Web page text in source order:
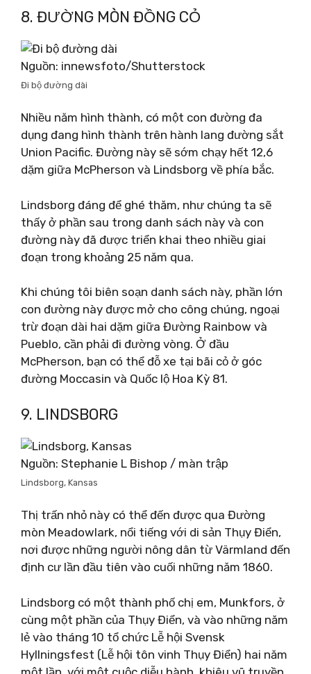
8. ĐƯỜNG MÒN ĐỒNG CỎ
Nguồn: innewsfoto/Shutterstock
Đi bộ đường dài
Nhiều năm hình thành, có một con đường đa
dụng đang hình thành trên hành lang đường sắt
Union Pacific. Đường này sẽ sớm chạy hết 12,6
dặm giữa McPherson và Lindsborg về phía bắc.
Lindsborg đáng để ghé thăm, như chúng ta sẽ
thấy ở phần sau trong danh sách này và con
đường này đã được triển khai theo nhiều giai
đoạn trong khoảng 25 năm qua.
Khi chúng tôi biên soạn danh sách này, phần lớn
con đường này được mở cho công chúng, ngoại
trừ đoạn dài hai dặm giữa Đường Rainbow và
Pueblo, cần phải đi đường vòng. Ở đầu
McPherson, bạn có thể đỗ xe tại bãi cỏ ở góc
đường Moccasin và Quốc lộ Hoa Kỳ 81.
9. LINDSBORG
Nguồn: Stephanie L Bishop / màn trập
Lindsborg, Kansas
Thị trấn nhỏ này có thể đến được qua Đường
mòn Meadowlark, nổi tiếng với di sản Thụy Điển,
nơi được những người nông dân từ Värmland đến
định cư lần đầu tiên vào cuối những năm 1860.
Lindsborg có một thành phố chị em, Munkfors, ở
cùng một phần của Thụy Điển, và vào những năm
lẻ vào tháng 10 tổ chức Lễ hội Svensk
Hyllningsfest (Lễ hội tôn vinh Thụy Điển) hai năm